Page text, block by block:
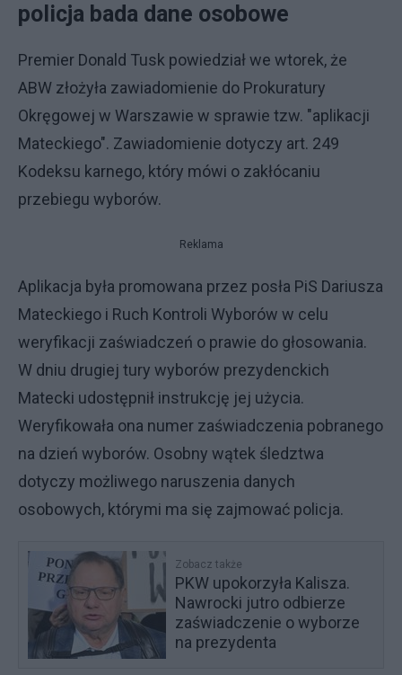
policja bada dane osobowe
Premier Donald Tusk powiedział we wtorek, że
ABW złożyła zawiadomienie do Prokuratury
Okręgowej w Warszawie w sprawie tzw. "aplikacji
Mateckiego". Zawiadomienie dotyczy art. 249
Kodeksu karnego, który mówi o zakłócaniu
przebiegu wyborów.
Reklama
Aplikacja była promowana przez posła PiS Dariusza
Mateckiego i Ruch Kontroli Wyborów w celu
weryfikacji zaświadczeń o prawie do głosowania.
W dniu drugiej tury wyborów prezydenckich
Matecki udostępnił instrukcję jej użycia.
Weryfikowała ona numer zaświadczenia pobranego
na dzień wyborów. Osobny wątek śledztwa
dotyczy możliwego naruszenia danych
osobowych, którymi ma się zajmować policja.
Zobacz także
PKW upokorzyła Kalisza.
Nawrocki jutro odbierze
zaświadczenie o wyborze
na prezydenta